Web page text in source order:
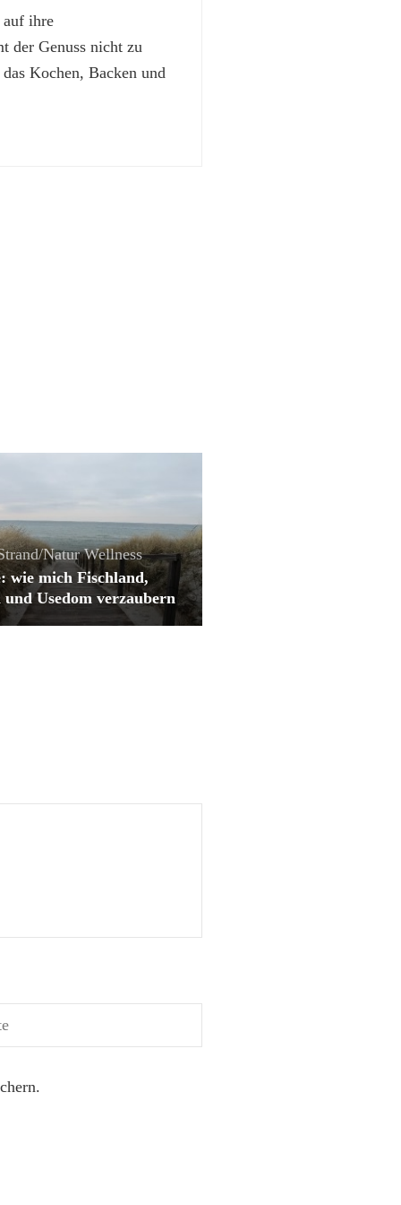
ihre
der Genuss nicht zu
Kochen, Backen und
Natur Wellness
wie mich Fischland,
und Usedom verzaubern